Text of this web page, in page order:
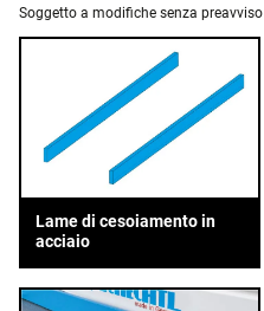
Soggetto a modifiche senza preavviso
Lame di cesoiamento in
acciaio